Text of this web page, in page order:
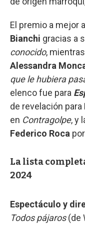
El premio a mejor
Bianchi gracias a
conocido,
Alessandra
que le hubiera
elenco fue para
de revelación para
en Contragolpe, y
Federico Roca por
La lista
2024
Espectáculo y
Todos pájaros(de